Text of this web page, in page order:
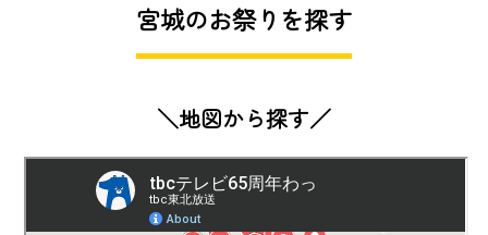
宮城のお祭りを探す
＼地図から探す／